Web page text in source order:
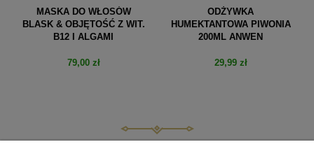
MASKA DO WŁOSÓW
BLASK & OBJĘTOŚĆ Z WIT.
B12 I ALGAMI
79,00 zł
do koszyka
ODŻYWKA
HUMEKTANTOWA PIWONIA
200ML ANWEN
29,99 zł
do koszyka